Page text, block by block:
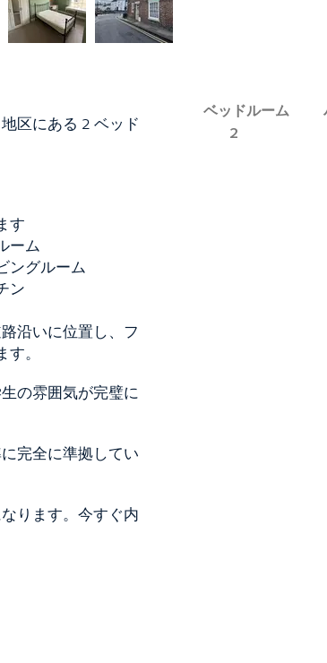
区にある 2 ベッド
す
ーム
ングルーム
ン
沿いに位置し、フ
す。
の雰囲気が完璧に
完全に準拠してい
ります。今すぐ内
ベッドルーム
2